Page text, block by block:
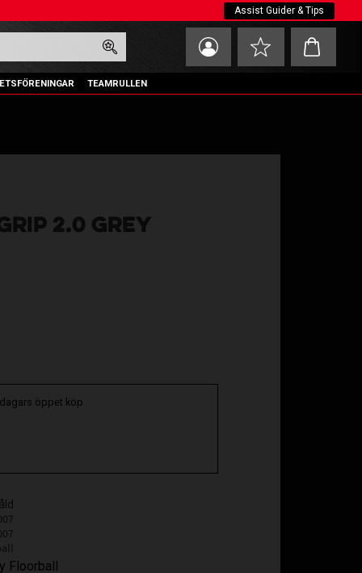
Assist Guider & Tips
Favoriter
Kundvagn
TEAMRULLEN
2.0 GREY
öppet köp
Floorball